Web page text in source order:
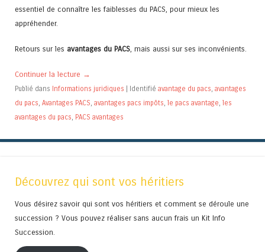
essentiel de connaître les faiblesses du PACS, pour mieux les
appréhender.
Retours sur les avantages du PACS , mais aussi sur ses inconvénients.
Continuer la lecture →
Publié dans Informations juridiques Identifié avantage du pacs, avantages
du pacs, Avantages PACS, avantages pacs impôts, le pacs avantage, les
avantages du pacs, PACS avantages
Découvrez qui sont vos héritiers
Vous désirez savoir qui sont vos héritiers et comment se déroule une
succession ? Vous pouvez réaliser sans aucun frais un Kit Info
Succession.